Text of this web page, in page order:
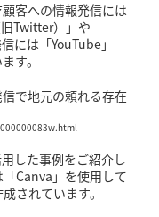
客への情報発信には
旧Twitter）」や
には「YouTube」
す。
で地元の頼れる存在
した事例をご紹介し
Canva」を使用して
されています。